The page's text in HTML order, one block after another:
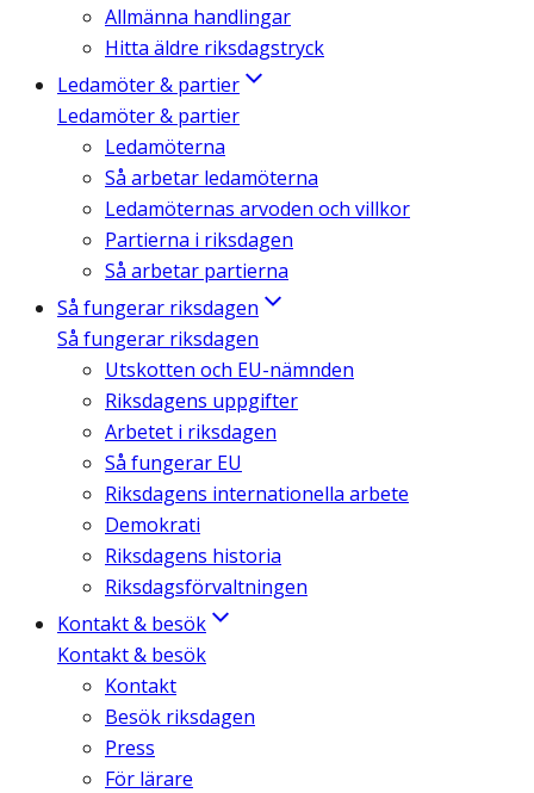
Allmänna handlingar
Hitta äldre riksdagstryck
Ledamöter & partier
Ledamöter & partier
Ledamöterna
Så arbetar ledamöterna
Ledamöternas arvoden och villkor
Partierna i riksdagen
Så arbetar partierna
Så fungerar riksdagen
Så fungerar riksdagen
Utskotten och EU-nämnden
Riksdagens uppgifter
Arbetet i riksdagen
Så fungerar EU
Riksdagens internationella arbete
Demokrati
Riksdagens historia
Riksdagsförvaltningen
Kontakt & besök
Kontakt & besök
Kontakt
Besök riksdagen
Press
För lärare